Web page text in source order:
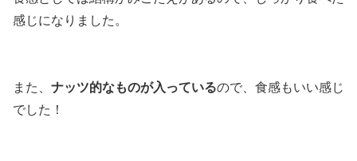
感じになりました。
また、 ナッツ的なものが入っているので、食感もいい感じ
でした！